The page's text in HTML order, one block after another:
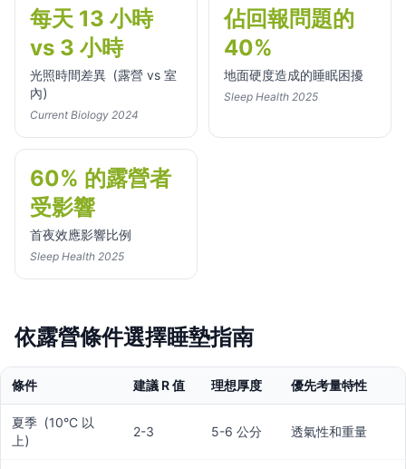
每天 13 小時
vs 3 小時
光照時間差異（露營 vs 室
內）
Current Biology 2024
佔回報問題的
40%
地面硬度造成的睡眠困擾
Sleep Health 2025
60% 的露營者
受影響
首夜效應影響比例
Sleep Health 2025
依露營條件選擇睡墊指南
條件 建議 R 值 理想厚度 優先考量特性
夏季（10°C 以
上）
2-3 5-6 公分 透氣性和重量